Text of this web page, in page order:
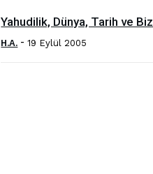
Yahudilik, Dünya, Tarih ve Biz
H.A. - 19 Eylül 2005